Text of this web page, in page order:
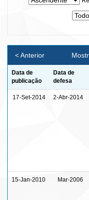
< Anterior
Data de
publicação
Data de
defesa
17-Set-2014 2-Abr-2014
15-Jan-2010 Mar-2006